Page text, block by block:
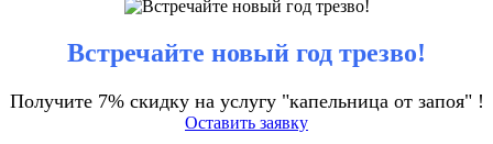
Встречайте новый год трезво!
Получите 7% скидку на услугу "капельница от запоя" !
Оставить заявку